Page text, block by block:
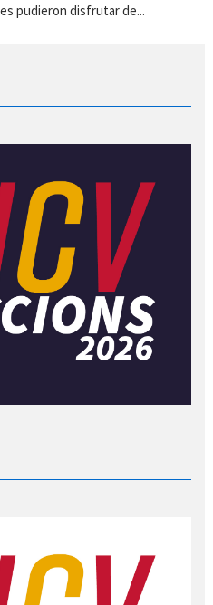
pudieron disfrutar de...